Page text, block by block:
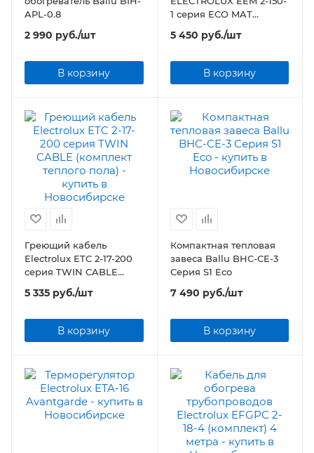
APL-0.8
2 990 руб./шт
В корзину
1 серия ECO MAT
(комплект теплого пола)
5 450 руб./шт
В корзину
Греющий кабель
Electrolux ETC 2-17-200
серия TWIN CABLE
(комплект теплого пола)
5 335 руб./шт
В корзину
Компактная тепловая
завеса Ballu BHC-CE-3
Серия S1 Eco
7 490 руб./шт
В корзину